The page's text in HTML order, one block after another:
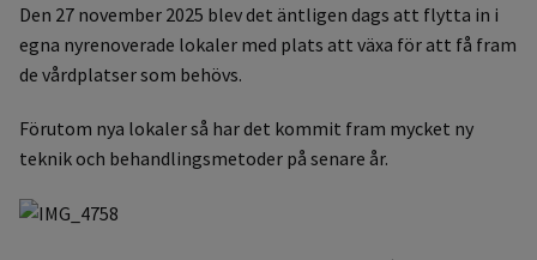
Den 27 november 2025 blev det äntligen dags att flytta in i
egna nyrenoverade lokaler med plats att växa för att få fram
de vårdplatser som behövs.
Förutom nya lokaler så har det kommit fram mycket ny
teknik och behandlingsmetoder på senare år.